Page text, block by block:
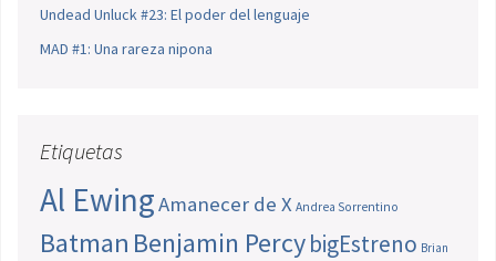
Undead Unluck #23: El poder del lenguaje
MAD #1: Una rareza nipona
Etiquetas
Al EwingAmanecer de X Andrea Sorrentino
Batman Benjamin PercybigEstreno Brian